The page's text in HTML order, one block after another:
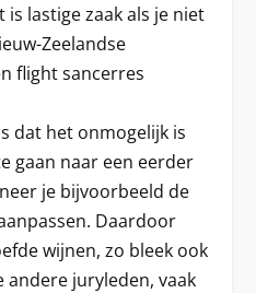
is lastige zaak als je niet
Zeelandse
flight sancerres
dat het onmogelijk is
gaan naar een eerder
je bijvoorbeeld de
Daardoor
wijnen, zo bleek ook
juryleden, vaak